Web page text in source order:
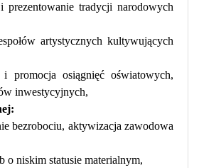
prezentowanie tradycji narodowych
artystycznych kultywujących
i promocja osiągnięć oświatowych,
inwestycyjnych,
bezrobociu, aktywizacja zawodowa
o niskim statusie materialnym,